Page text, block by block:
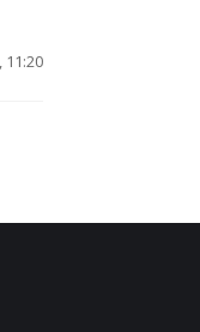
11:20